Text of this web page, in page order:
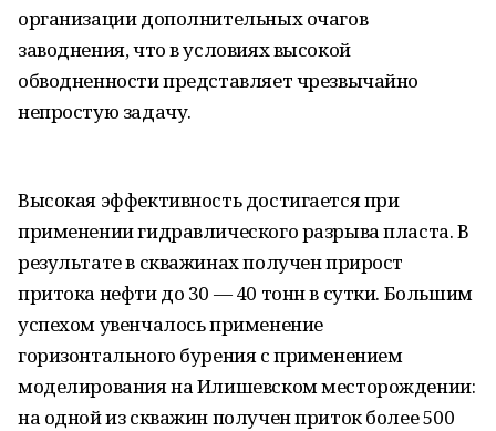
организации дополнительных очагов
заводнения, что в условиях высокой
обводненности представляет чрезвычайно
непростую задачу.
Высокая эффективность достигается при
применении гидравлического разрыва пласта. В
результате в скважинах получен прирост
притока нефти до 30 — 40 тонн в сутки. Большим
успехом увенчалось применение
горизонтального бурения с применением
моделирования на Илишевском месторождении:
на одной из скважин получен приток более 500